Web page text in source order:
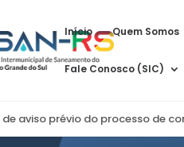
Início Quem Somos
Fale Conosco (SIC)
de aviso prévio do processo de